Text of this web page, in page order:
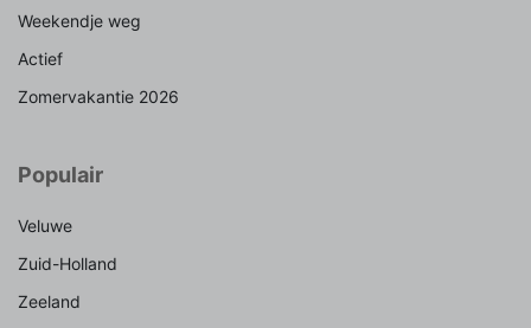
Weekendje weg
Actief
Zomervakantie 2026
Populair
Veluwe
Zuid-Holland
Zeeland